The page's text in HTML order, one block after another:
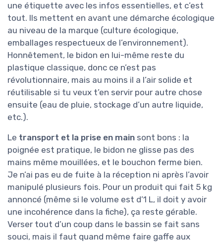
une étiquette avec les infos essentielles, et c’est
tout. Ils mettent en avant une démarche écologique
au niveau de la marque (culture écologique,
emballages respectueux de l’environnement).
Honnêtement, le bidon en lui-même reste du
plastique classique, donc ce n’est pas
révolutionnaire, mais au moins il a l’air solide et
réutilisable si tu veux t’en servir pour autre chose
ensuite (eau de pluie, stockage d’un autre liquide,
etc.).
Le transport et la prise en main sont bons : la
poignée est pratique, le bidon ne glisse pas des
mains même mouillées, et le bouchon ferme bien.
Je n’ai pas eu de fuite à la réception ni après l’avoir
manipulé plusieurs fois. Pour un produit qui fait 5 kg
annoncé (même si le volume est d’1 L, il doit y avoir
une incohérence dans la fiche), ça reste gérable.
Verser tout d’un coup dans le bassin se fait sans
souci, mais il faut quand même faire gaffe aux